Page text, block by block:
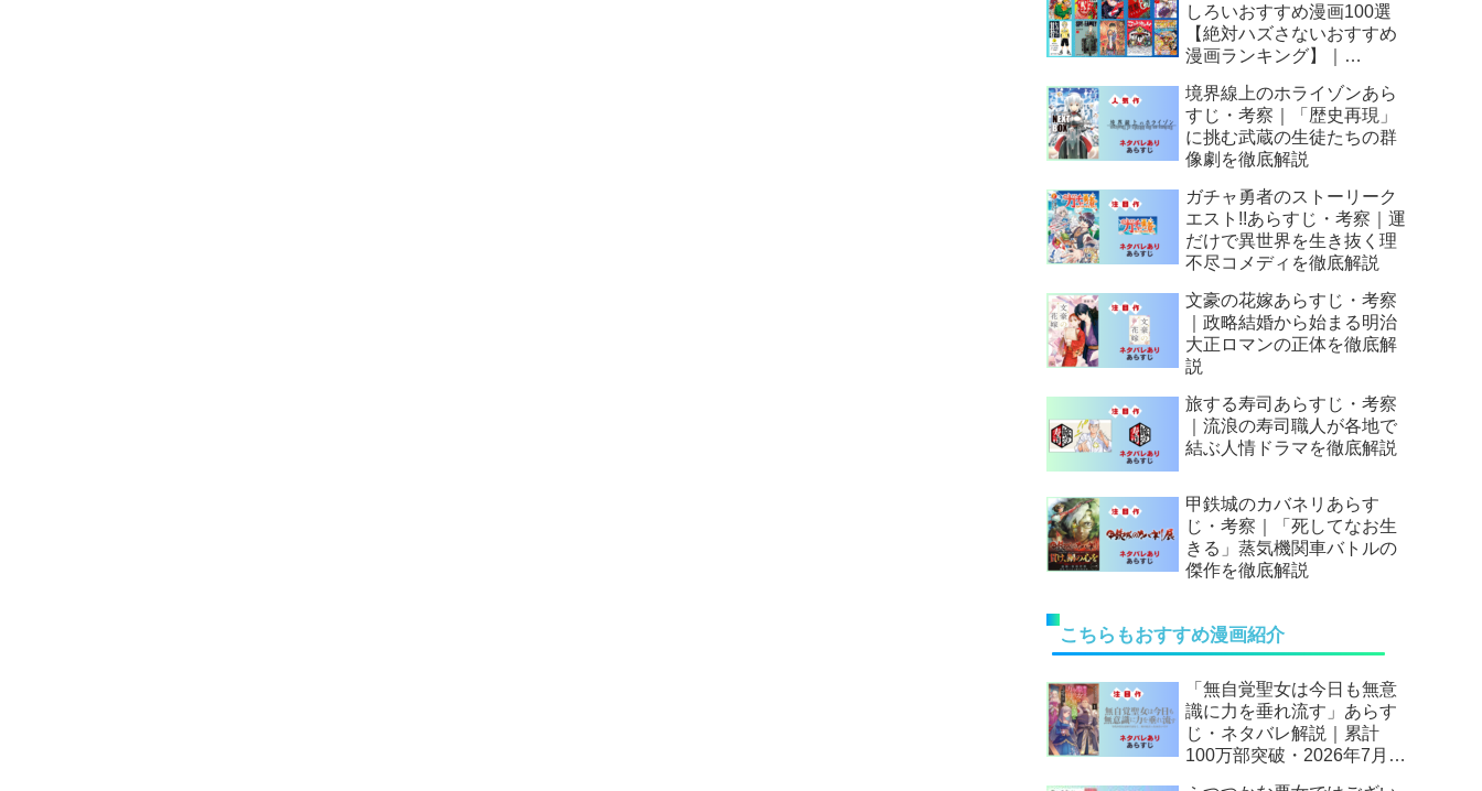
しろいおすすめ漫画100選
【絶対ハズさないおすすめ
漫画ランキング】｜
境界線上のホライゾンあら
すじ・考察｜「歴史再現」
に挑む武蔵の生徒たちの群
像劇を徹底解説
ガチャ勇者のストーリーク
エスト!!あらすじ・考察｜運
だけで異世界を生き抜く理
不尽コメディを徹底解説
文豪の花嫁あらすじ・考察
｜政略結婚から始まる明治
大正ロマンの正体を徹底解
説
旅する寿司あらすじ・考察
｜流浪の寿司職人が各地で
結ぶ人情ドラマを徹底解説
甲鉄城のカバネリあらす
じ・考察｜「死してなお生
きる」蒸気機関車バトルの
傑作を徹底解説
こちらもおすすめ漫画紹介
「無自覚聖女は今日も無意
識に力を垂れ流す」あらす
じ・ネタバレ解説｜累計
100万部突破・2026年7月ア